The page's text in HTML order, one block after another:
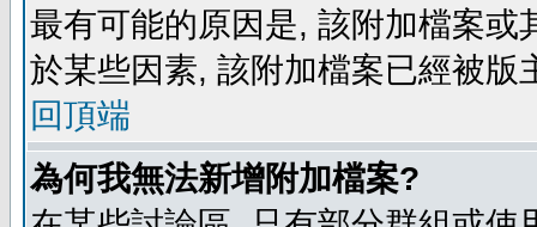
最有可能的原因是, 該附加檔案
於某些因素, 該附加檔案已經被版
回頂端
為何我無法新增附加檔案?